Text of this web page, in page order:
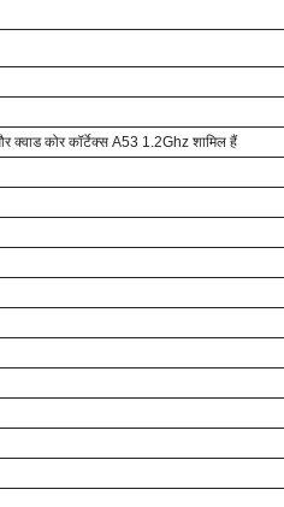
क्वाड कोर कॉर्टेक्स A53 1.2Ghz शामिल हैं